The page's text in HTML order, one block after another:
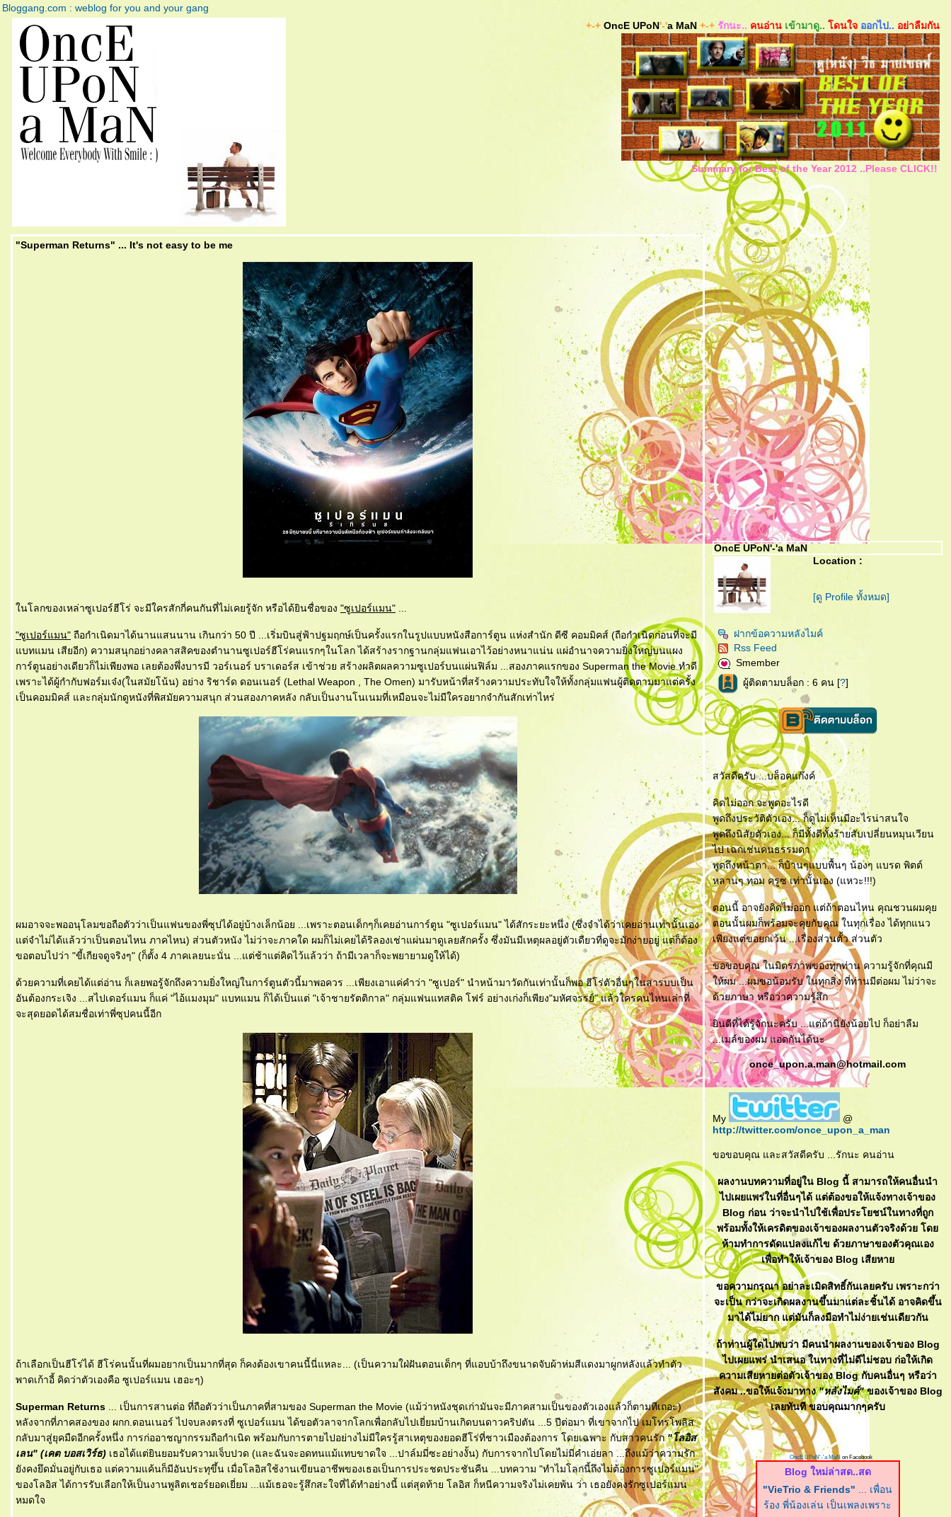
Bloggang.com : weblog for you and your gang
+-+OncE UPoN'-'a MaN +-+ รักนะ.. คนอ่าน เข้ามาดู.. ดนใจ ออกไป.. อย่าลืมกัน
Summary for Best of the Year 2012 ..Please CLICK!!
"Superman Returns" ... It's not easy to be me
นโลกของเหล่าซูเปอร์ฮีโร่ จะมีใครสักกี่คนกันที่ไม่เคยรู้จัก หรือได้ยินชื่อของ "ซูเปอร์แมน"
"ซูเปอร์แมน" ถือกำเนิดมาได้นานแสนนาน เกินกว่า 50 ปี ...เริ่มบินสู่ฟ้าปฐมฤกษ์เป็นครั้งแรกในรูปแบบหนังสือการ์ตูน แห่งสำนัก ดีซี คอมมิคส์ (ถือกำเนิดก่อนที่จะมี
บทแมน เสียอีก) ความสนุกอย่างคลาสสิคของตำนานซูเปอร์ฮีโร่คนแรกๆในโลก ได้สร้างรากฐานกลุ่มแฟนเอาไว้อย่างหนาแน่น แผ่อำนาจความยิ่งใหญ่บนแผง
การ์ตูนอย่างเดียวก็ไม่เพียงพอ เลยต้องพึ่งบารมี วอร์เนอร์ บราเดอร์ส เข้าช่วย สร้างผลิตผลความซูเปอร์บนแผ่นฟิล์ม ...สองภาคแรกของ Superman the Movie ทำดี
เพราะได้ผู้กำกับฟอร์มเจ๋ง(ในสมัยโน้น) อย่าง ริชาร์ด ดอนเนอร์ (Lethal Weapon , The Omen) มารับหน้าที่สร้างความประทับใจให้ทั้งกลุ่มแฟนผู้ติดตามมาแต่ครั้ง
เป็นคอมมิคส์ และกลุ่มนักดูหนังที่พิสมัยความสนุก ส่วนสองภาคหลัง กลับเป็นงานโนเนมที่เหมือนจะไม่มีใครอยากจำกันสักเท่าไหร่
ผมอาจจะพออนุโลมขอถือตัวว่าเป็นแฟนของพี่ซุปได้อยู่บ้างเล็กน้อย ...เพราะตอนเด็กๆก็เคยอ่านการ์ตูน "ซูเปอร์แมน" ได้สักระยะหนึ่ง (ซึ่งจำได้ว่าเคยอ่านเท่านั้นเอง
ต่จำไม่ได้แล้วว่าเป็นตอนไหน ภาคไหน) ส่วนตัวหนัง ไม่ว่าจะภาคใด ผมก็ไม่เคยได้ริลองเช่าแผ่นมาดูเลยสักครั้ง ซึ่งมันมีเหตุผลอยู่ตัวเดียวที่ดูจะมักง่ายอยู่ แต่ก็ต้อง
ขอตอบไปว่า "ขี้เกียจดูจริงๆ" (ก็ตั้ง 4 ภาคเลยนะนั่น ...แต่ช้าแต่คิดไว้แล้วว่า ถ้ามีเวลาก็จะพยายามดูให้ได้)
ด้วยความที่เคยได้แต่อ่าน ก็เลยพอรู้จักถึงความยิ่งใหญ่ในการ์ตูนตัวนี้มาพอควร ...เพียงเอาแค่คำว่า "ซูเปอร์" นำหน้ามาวัดกันเท่านั้นก็พอ ฮีโร่ตัวอื่นๆในสารบบเป็น
อันต้องกระเจิง ...สไปเดอร์แมน ก็แค่ "ไอ้แมงมุม" แบทแมน ก็ได้เป็นแต่ "เจ้าชายรัตติกาล" กลุ่มแฟนแทสติค โฟร์ อย่างเก่งก็เพียง"มหัศจรรย์" แล้วใครคนไหนเล่าที่
จะสุดยอดได้สมชื่อเท่าพี่ซุปคนนี้อีก
ถ้าเลือกเป็นฮีโร่ได้ ฮีโร่คนนั้นที่ผมอยากเป็นมากที่สุด ก็คงต้องเขาคนนี้นี่แหละ... (เป็นความใฝ่ฝันตอนเด็กๆ ที่แอบบ้าถึงขนาดจับผ้าห่มสีแดงมาผูกหลังแล้วทำตัว
พาดเก้าอี้ คิดว่าตัวเองคือ ซูเปอร์แมน เฮอะๆ)
Superman Returns ... เป็นการสานต่อ ที่ถือตัวว่าเป็นภาคที่สามของ Superman the Movie (แม้ว่าหนังชุดเก่ามันจะมีภาคสามเป็นของตัวเองแล้วก็ตามทีเถอะ)
หลังจากที่ภาคสองของ ผกก.ดอนเนอร์ ไปจบลงตรงที่ ซูเปอร์แมน ได้ขอตัวลาจากโลกเพื่อกลับไปเยี่ยมบ้านเกิดบนดาวคริปตัน ...5 ปีต่อมา ที่เขาจากไป เมโทรโพลิส
กลับมาสู่ยุคมืดอีกครั้งหนึ่ง การก่ออาชญากรรมถือกำเนิด พร้อมกับการตายไปอย่างไม่มีใครรู้สาเหตุของยอดฮีโร่ที่ชาวเมืองต้องการ โดยเฉพาะ กับสาวคนรัก"โลอิส
เลน" (เคต บอสเวิร์ธ) เธอได้แต่ยินยอมรับความเจ็บปวด (และฉันจะอดทนแม้แทบขาดใจ ...ปาล์มมี่ซะอย่างงั้น) กับการจากไปโดยไม่มีคำเอ่ยลา ...ถึงแม้ว่าความรัก
ังคงยึดมั่นอยู่กับเธอ แต่ความแค้นก็มีอันประทุขึ้น เมื่อโลอิสใช้งานเขียนอาชีพของเธอเป็นการประชดประชันคืน ...บทความ "ทำไมโลกนี้ถึงไม่ต้องการซูเปอร์แมน"
ของโลอิส ได้การรับเลือกให้เป็นงานพูลิตเชอร์ยอดเยี่ยม ...แม้เธอจะรู้สึกสะใจที่ได้ทำอย่างนี้ แต่สุดท้าย โลอิส ก็หนีความจริงไม่เคยพ้น ว่า เธอยังคงรักซูเปอร์แมน
หมดใจ
OncE UPoN'-'a MaN
Location :
[ดู Profile ทั้งหมด]
ฝากข้อความหลังไมค์
Rss Feed
Smember
ผู้ติดตามบล็อก : 6 คน [?]
สวัสดีครับ ...บล็อคแก๊งค์
คิดไม่ออก จะพูดอะไรดี
พูดถึงประวัติตัวเอง... ก็ดูไม่เห็นมีอะไรน่าสนใจ
พูดถึงนิสัยตัวเอง... ก็มีทั้งดีทั้งร้ายสับเปลี่ยนหมุนเวียน
ไป เฉกเช่นคนธรรมดา
พูดถึงหน้าตา... ก็บ้านๆแบบพื้นๆ น้องๆ แบรด พิตต์
หลานๆ ทอม ครูซ เท่านั้นเอง (แหวะ!!!)
ตอนนี้ อาจยังคิดไม่ออก แต่ถ้าตอนไหน คุณชวนผมคุ
ตอนนั้นผมก็พร้อมจะคุยกับคุณ ในทุกเรื่อง ได้ทุกแนว
เพียงแต่ขอยกเว้น ...เรื่องส่วนตั้ว ส่วนตัว
ขอขอบคุณ ในมิตรภาพของทุกท่าน ความรู้จักที่คุณมี
ห้ผม ...ผมขอน้อมรับ ในทุกสิ่ง ที่ท่านมีต่อผม ไม่ว่าจะ
ด้วยภาษา หรือว่าความรู้สึก
ินดีที่ได้รู้จักนะครับ ...แต่ถ้านี่ยังน้อยไป ก็อย่าลืม
...เมล์ของผม แอดกันได้นะ
once_upon.a.man@hotmail.com
My
@
http://twitter.com/once_upon_a_man
ขอขอบคุณ และสวัสดีครับ ...รักนะ คนอ่าน
ผลงานบทความที่อยู่ใน Blog นี้ สามารถให้คนอื่นนำ
ไปเผยแพร่ในที่อื่นๆได้ แต่ต้องขอให้แจ้งทางเจ้าของ
Blog ก่อน ว่าจะนำไปใช้เพื่อประโยชน์ในทางที่ถูก
พร้อมทั้งให้เครดิตของเจ้าของผลงานตัวจริงด้วย โด
ห้ามทำการดัดแปลงแก้ไข ด้วยภาษาของตัวคุณเอง
เพื่อทำให้เจ้าของ Blog เสียหา
ขอความกรุณา อย่าละเมิดสิทธิ์กันเลยครับ เพราะกว่า
จะเป็น กว่าจะเกิดผลงานขึ้นมาแต่ละชิ้นได้ อาจคิดขึ้น
มาได้ไม่ยาก แต่มันก็ลงมือทำไม่ง่ายเช่นเดียวกัน
ถ้าท่านผู้ใดไปพบว่า มีคนนำผลงานของเจ้าของ Blog
ไปเผยแพร่ นำเสนอ ในทางที่ไม่ดีไม่ชอบ ก่อให้เกิด
ความเสียหายต่อตัวเจ้าของ Blog กับคนอื่นๆ หรือว่า
สังคม ..ขอให้แจ้งมาทาง"หลังไมค์"ของเจ้าของ Blog
เลยทันที ขอบคุณมากๆครับ
OncE UPoN'-'a MaN on Facebook
Blog ใหม่ล่าสด..สด
"VieTrio & Friends" ... เพื่อน
ร้อง พี่น้องเล่น เป็นเพลงเพราะ